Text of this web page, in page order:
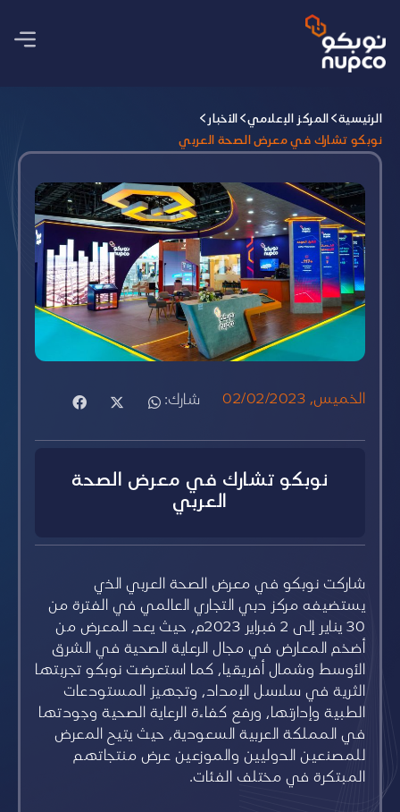
الرئيسية المركز الإعلامي
الأخبار
نوبكو تشارك في معرض الصحة العربي
الخميس, 02/02/2023 شارك:
نوبكو تشارك في معرض الصحة
العربي
شاركت نوبكو في معرض الصحة العربي الذي
يستضيفه مركز دبي التجاري العالمي في الفترة من
30 يناير إلى 2 فبراير 2023م، حيث يعد المعرض من
أضخم المعارض في مجال الرعاية الصحية في الشرق
الأوسط وشمال أفريقيا، كما استعرضت نوبكو تجربتها
الثرية في سلاسل الإمداد، وتجهيز المستودعات
الطبية وإدارتها، ورفع كفاءة الرعاية الصحية وجودتها
في المملكة العربية السعودية، حيث يتيح المعرض
للمصنعين الدوليين والموزعين عرض منتجاتهم
المبتكرة في مختلف الفئات.